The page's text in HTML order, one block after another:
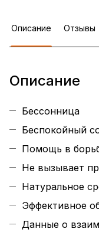
Описание Отзывы
Описание
Бессонница
Беспокойный
Помощь в
Не вызывает
Натуральное
Эффективное
Данные о